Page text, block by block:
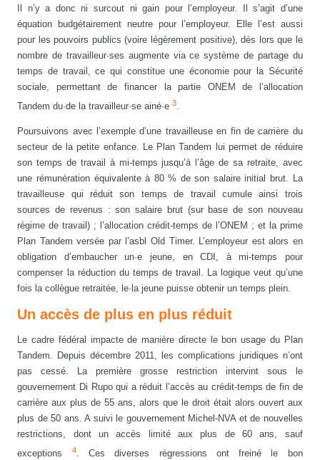
Il n’y a donc ni surcout ni gain pour l’employeur. Il s’agit d’une
équation budgétairement neutre pour l’employeur. Elle l’est aussi
pour les pouvoirs publics (voire légèrement positive), dès lors que le
nombre de travailleur·ses augmente via ce système de partage du
temps de travail, ce qui constitue une économie pour la Sécurité
sociale, permettant de financer la partie ONEM de l’allocation
Tandem du·de la travailleur·se ainé·e3.
Poursuivons avec l’exemple d’une travailleuse en fin de carrière du
secteur de la petite enfance. Le Plan Tandem lui permet de réduire
son temps de travail à mi-temps jusqu’à l’âge de sa retraite, avec
une rémunération équivalente à 80 % de son salaire initial brut. La
travailleuse qui réduit son temps de travail cumule ainsi trois
sources de revenus : son salaire brut (sur base de son nouveau
régime de travail) ; l’allocation crédit-temps de l’ONEM ; et la prime
Plan Tandem versée par l’asbl Old Timer. L’employeur est alors en
obligation d’embaucher un·e jeune, en CDI, à mi-temps pour
compenser la réduction du temps de travail. La logique veut qu’une
fois la collègue retraitée, le·la jeune puisse obtenir un temps plein.
Un accès de plus en plus réduit
Le cadre fédéral impacte de manière directe le bon usage du Plan
Tandem. Depuis décembre 2011, les complications juridiques n’ont
pas cessé. La première grosse restriction intervint sous le
gouvernement Di Rupo qui a réduit l’accès au crédit-temps de fin de
carrière aux plus de 55 ans, alors que le droit était alors ouvert aux
plus de 50 ans. A suivi le gouvernement Michel-NVA et de nouvelles
restrictions, dont un accès limité aux plus de 60 ans, sauf
exceptions
4. Ces diverses régressions ont freiné le bon